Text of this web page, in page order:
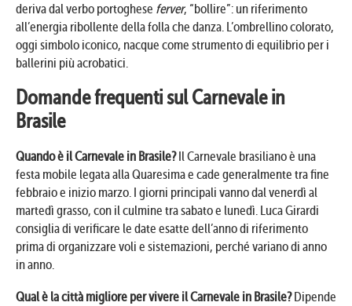
deriva dal verbo portoghese ferver, “bollire”: un riferimento
all’energia ribollente della folla che danza. L’ombrellino colorato,
oggi simbolo iconico, nacque come strumento di equilibrio per i
ballerini più acrobatici.
Domande frequenti sul Carnevale in
Brasile
Quando è il Carnevale in Brasile?Il Carnevale brasiliano è una
festa mobile legata alla Quaresima e cade generalmente tra fine
febbraio e inizio marzo. I giorni principali vanno dal venerdì al
martedì grasso, con il culmine tra sabato e lunedì. Luca Girardi
consiglia di verificare le date esatte dell’anno di riferimento
prima di organizzare voli e sistemazioni, perché variano di anno
in anno.
Qual è la città migliore per vivere il Carnevale in Brasile?Dipende